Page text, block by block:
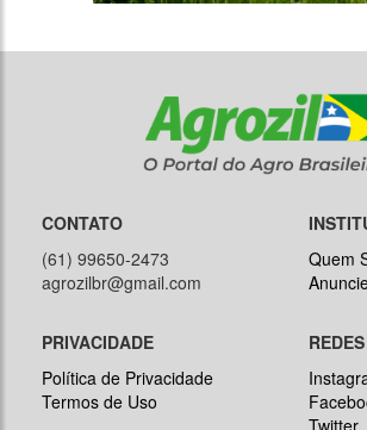
CONTATO
(61) 99650-2473
agrozilbr@gmail.com
Quem
PRIVACIDADE
Política de Privacidade
Termos de Uso